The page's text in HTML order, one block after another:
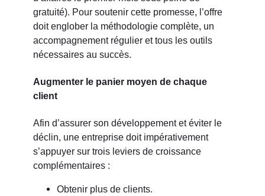
gratuité). Pour soutenir cette promesse, l’offre
doit englober la méthodologie complète, un
accompagnement régulier et tous les outils
nécessaires au succès.
Augmenter le panier moyen de chaque
client
Afin d’assurer son développement et éviter le
déclin, une entreprise doit impérativement
s’appuyer sur trois leviers de croissance
complémentaires :
Obtenir plus de clients.